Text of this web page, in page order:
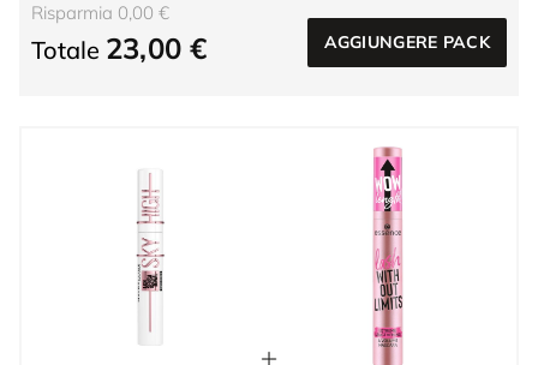
Risparmia 0,00 €
Totale 23,00 € AGGIUNGERE PACK